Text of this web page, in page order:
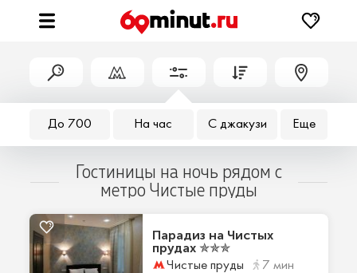
До 700 На час С джакузи Еще
Гостиницы на ночь рядом с
метро Чистые пруды
Парадиз на Чистых
прудах ✯✯✯
Чистые пруды 7 мин